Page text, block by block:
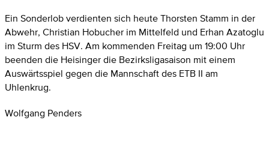
Ein Sonderlob verdienten sich heute Thorsten Stamm in der
Abwehr, Christian Hobucher im Mittelfeld und Erhan Azatoglu
im Sturm des HSV. Am kommenden Freitag um 19:00 Uhr
beenden die Heisinger die Bezirksligasaison mit einem
Auswärtsspiel gegen die Mannschaft des ETB II am
Uhlenkrug.
Wolfgang Penders